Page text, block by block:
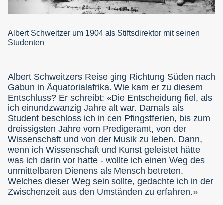
Albert Schweitzer um 1904 als Stiftsdirektor mit seinen
Studenten
Albert Schweitzers Reise ging Richtung Süden nach
Gabun in Äquatorialafrika. Wie kam er zu diesem
Entschluss? Er schreibt: «Die Entscheidung fiel, als
ich einundzwanzig Jahre alt war. Damals als
Student beschloss ich in den Pfingstferien, bis zum
dreissigsten Jahre vom Predigeramt, von der
Wissenschaft und von der Musik zu leben. Dann,
wenn ich Wissenschaft und Kunst geleistet hätte
was ich darin vor hatte - wollte ich einen Weg des
unmittelbaren Dienens als Mensch betreten.
Welches dieser Weg sein sollte, gedachte ich in der
Zwischenzeit aus den Umständen zu erfahren.»